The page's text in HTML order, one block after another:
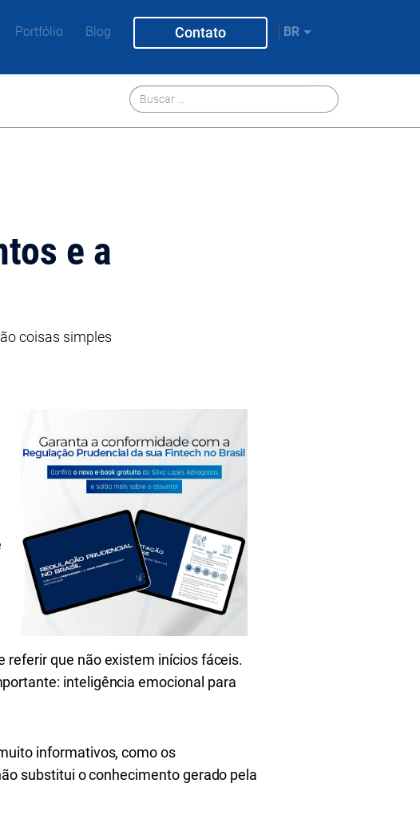
Portfólio Blog Contato BR
e a
coisas simples
referir que não existem inícios fáceis.
inteligência emocional para
informativos, como os
substitui o conhecimento gerado pela